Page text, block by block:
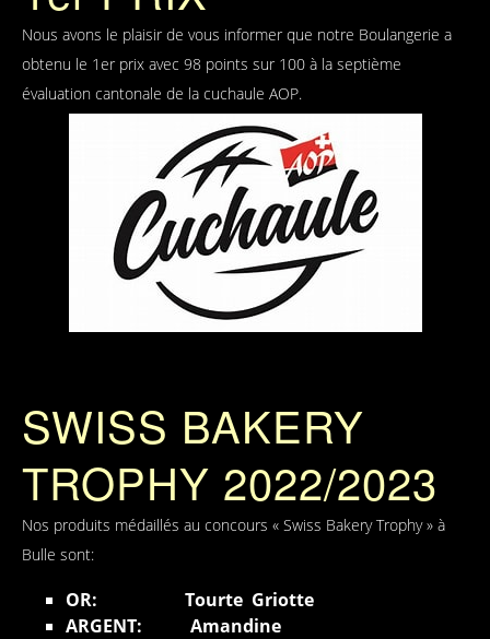
Nous avons le plaisir de vous informer que notre Boulangerie a
obtenu le 1er prix avec 98 points sur 100 à la septième
évaluation cantonale de la cuchaule AOP.
SWISS BAKERY
TROPHY 2022/2023
Nos produits médaillés au concours « Swiss Bakery Trophy » à
Bulle sont:
OR: Tourte Griotte
ARGENT: Amandine